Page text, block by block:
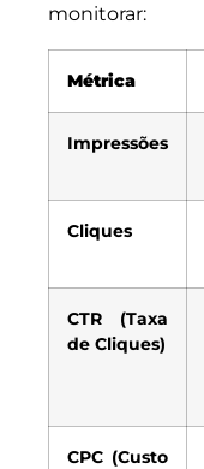
monitorar:
Métrica
Impressões
Cliques
CTR (Taxa
de Cliques)
CPC (Custo